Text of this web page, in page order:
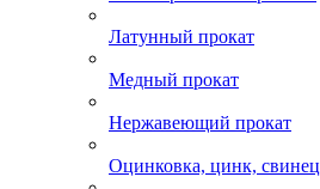
Латунный прокат
Медный прокат
Нержавеющий прокат
Оцинковка, цинк, свинец